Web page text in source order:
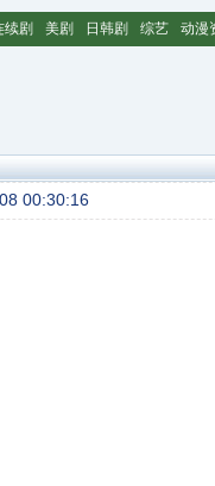
续剧 美剧 日韩剧 综艺 动漫
00:30:16